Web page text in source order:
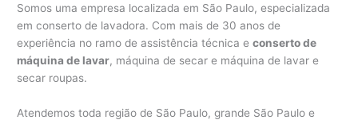
Somos uma empresa localizada em São Paulo, especializada
em conserto de lavadora. Com mais de 30 anos de
experiência no ramo de assistência técnica econserto de
máquina de lavar, máquina de secar e máquina de lavar e
secar roupas.
Atendemos toda região de São Paulo, grande São Paulo e